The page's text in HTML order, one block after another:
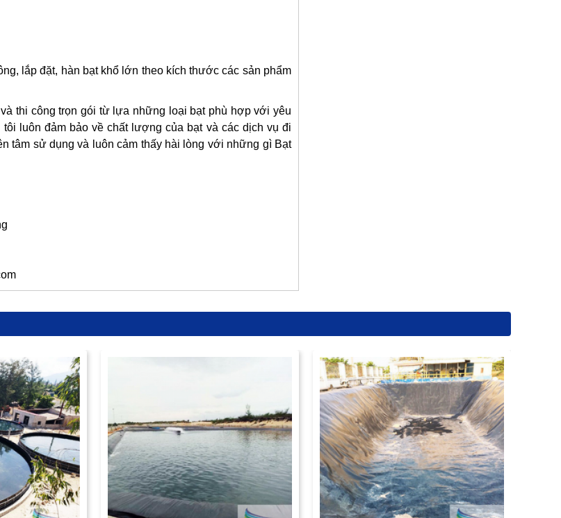
lắp đặt, hàn bạt khổ lớn theo kích thước các sản phẩm
thi công trọn gói từ lựa những loại bạt phù hợp với yêu
luôn đảm bảo về chất lượng của bạt và các dịch vụ đi
tâm sử dụng và luôn cảm thấy hài lòng với những gì Bạt